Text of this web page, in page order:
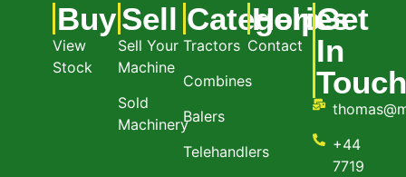
Buy
View
Stock
Sell
Sell Your
Machine
Sold
Machinery
Categories
Tractors
Combines
Balers
Telehandlers
Help
Contact
Get
In
+44
7719